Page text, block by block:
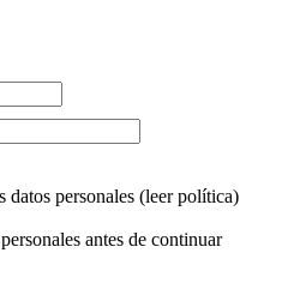
datos personales (leer política)
antes de continuar